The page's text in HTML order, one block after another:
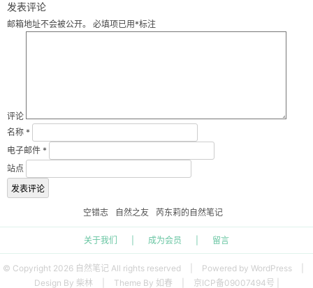
发表评论
邮箱地址不会被公开。 必填项已用*标注
评论
名称 *
电子邮件 *
站点
空错志 自然之友 芮东莉的自然笔记
关于我们 成为会员 留言
© Copyright 2026 自然笔记 All rights reserved Powered by WordPress
Design By 柴林
Theme By 如春 京ICP备09007494号 |